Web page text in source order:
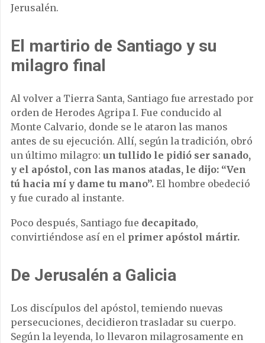
Jerusalén.
El martirio de Santiago y su
milagro final
Al volver a Tierra Santa, Santiago fue arrestado por
orden de Herodes Agripa I. Fue conducido al
Monte Calvario, donde se le ataron las manos
antes de su ejecución. Allí, según la tradición, obró
un último milagro: un tullido le pidió ser sanado,
y el apóstol, con las manos atadas, le dijo: “Ven
tú hacia mí y dame tu mano”. El hombre obedeció
y fue curado al instante.
Poco después, Santiago fue decapitado,
convirtiéndose así en el primer apóstol mártir.
De Jerusalén a Galicia
Los discípulos del apóstol, temiendo nuevas
persecuciones, decidieron trasladar su cuerpo.
Según la leyenda, lo llevaron milagrosamente en